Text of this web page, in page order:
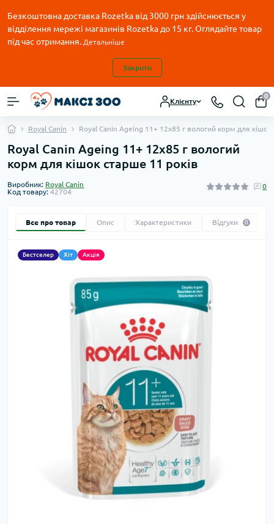
Безкоштовна доставка Rozetka від 3000 грн здійснюється у
відділення мережі магазинів Rozetka до 15 кг. Оглядайте товар
під час отримання. Детальніше
Закрити
Клієнту
0
Royal Canin Royal Canin Ageing 11+ 12х85 г вологий корм для кішок
Royal Canin Ageing 11+ 12х85 г вологий
корм для кішок старше 11 років
Виробник: Royal Canin
Код товару: 42704
0
Все про товар Опис Характеристики Відгуки 0
Бестселер Хіт Акція